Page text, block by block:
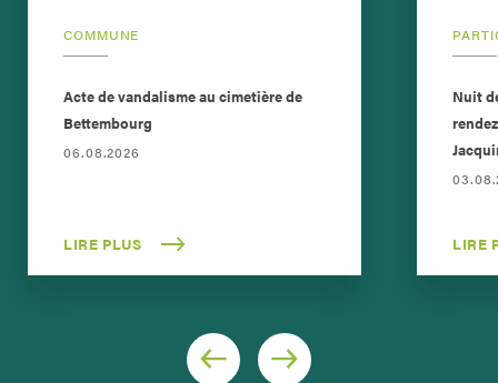
COMMUNE
Acte de vandalisme au cimetière de
Bettembourg
06.08.2026
LIRE PLUS
Nuit
LIRE